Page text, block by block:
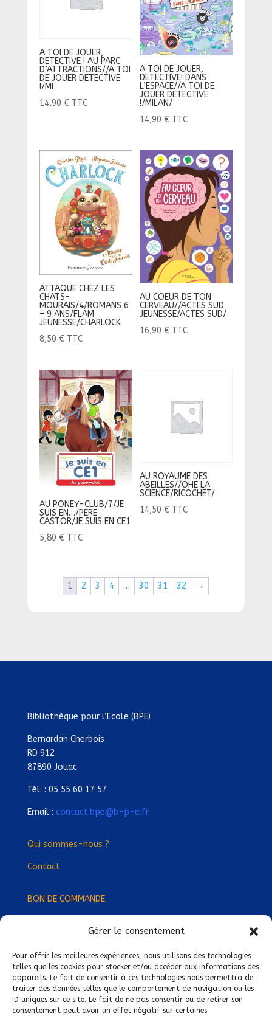
Gérer le consentement
Pour offrir les meilleures expériences, nous utilisons des technologies
telles que les cookies pour stocker et/ou accéder aux informations des
appareils. Le fait de consentir à ces technologies nous permettra de
traiter des données telles que le comportement de navigation ou les
ID uniques sur ce site. Le fait de ne pas consentir ou de retirer son
consentement peut avoir un effet négatif sur certaines
A TOI DE JOUER,
DETECTIVE ! AU PARC
D’ATTRACTIONS//A TOI
DE JOUER DETECTIVE
!/MI
14,90 € TTC
A TOI DE JOUER,
DETECTIVE! DANS
L’ESPACE//A TOI DE
JOUER DETECTIVE
!/MILAN/
14,90 € TTC
ATTAQUE CHEZ LES
CHATS-
MOURAIS/4/ROMANS 6
– 9 ANS/FLAM
JEUNESSE/CHARLOCK
8,50 € TTC
AU COEUR DE TON
CERVEAU//ACTES SUD
JEUNESSE/ACTES SUD/
16,90 € TTC
AU PONEY-CLUB/7/JE
SUIS EN…/PERE
CASTOR/JE SUIS EN CE1
5,80 € TTC
AU ROYAUME DES
ABEILLES//OHE LA
SCIENCE/RICOCHET/
14,50 € TTC
1 2 3 4 … 30 31 32 →
Bibliothèque pour l’Ecole (BPE)
Bernardan Cherbois
RD 912
87890 Jouac
Tél. : 05 55 60 17 57
Email : contact.bpe@b-p-e.fr
Qui sommes-nous ?
Contact
BON DE COMMANDE
Devenez Délégué·e Régional·e !
Trouvez-nous près de chez vous !
Mentions légales
Conditions générales de vente